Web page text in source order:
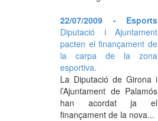
22/07/2009 - Esports
Diputació i Ajuntament
pacten el finançament de
la carpa de la zona
esportiva.
La Diputació de Girona i
l’Ajuntament de Palamós
han acordat ja el
finançament de la nova...